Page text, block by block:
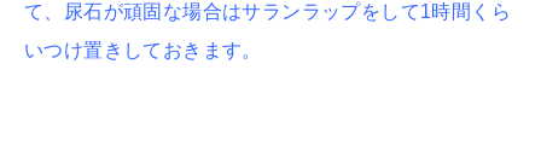
て、尿石が頑固な場合はサランラップをして1時間くら
いつけ置きしておきます。